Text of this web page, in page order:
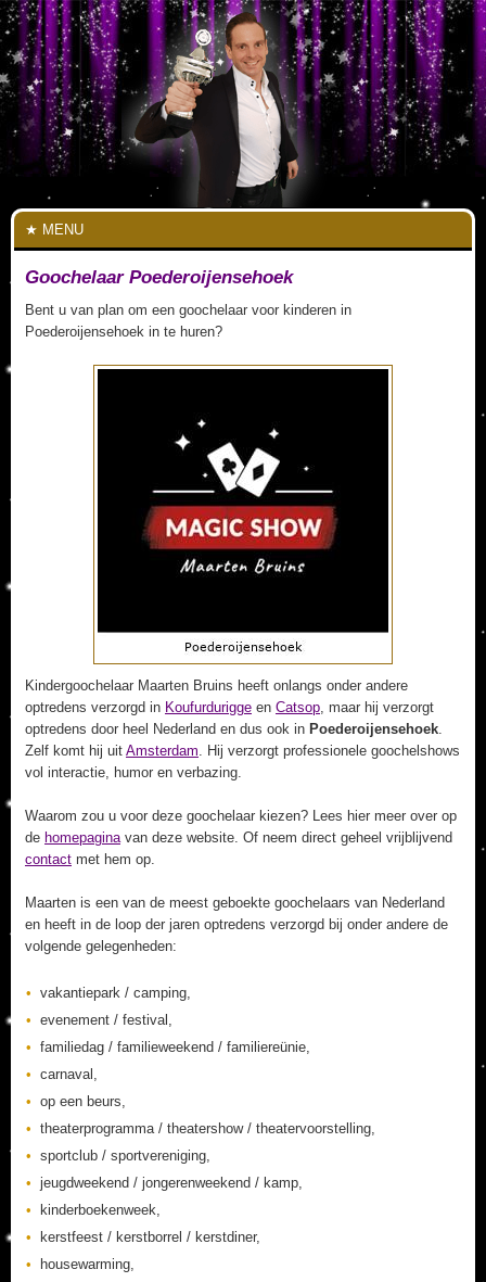
MENU
Goochelaar Poederoijensehoek
Bent u van plan om een goochelaar voor kinderen in
Poederoijensehoek in te huren?
Kindergoochelaar Maarten Bruins heeft onlangs onder andere
optredens verzorgd in Koufurdurigge en Catsop, maar hij verzorgt
optredens door heel Nederland en dus ook in Poederoijensehoek.
Zelf komt hij uit Amsterdam. Hij verzorgt professionele goochelshows
vol interactie, humor en verbazing.
Waarom zou u voor deze goochelaar kiezen? Lees hier meer over op
de homepaginavan deze website. Of neem direct geheel vrijblijvend
contact met hem op.
Maarten is een van de meest geboekte goochelaars van Nederland
en heeft in de loop der jaren optredens verzorgd bij onder andere de
volgende gelegenheden:
vakantiepark / camping,
evenement / festival,
familiedag / familieweekend / familiereünie,
carnaval,
op een beurs,
theaterprogramma / theatershow / theatervoorstelling,
sportclub / sportvereniging,
jeugdweekend / jongerenweekend / kamp,
kinderboekenweek,
kerstfeest / kerstborrel / kerstdiner,
housewarming,